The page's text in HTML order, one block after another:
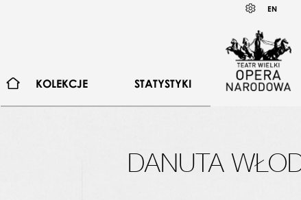
język
EN
KOLEKCJE STATYSTYKI
DANUTA